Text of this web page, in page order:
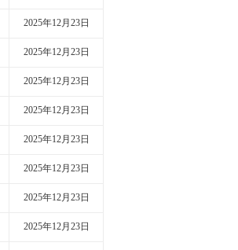
2025年12月23日
2025年12月23日
2025年12月23日
2025年12月23日
2025年12月23日
2025年12月23日
2025年12月23日
2025年12月23日